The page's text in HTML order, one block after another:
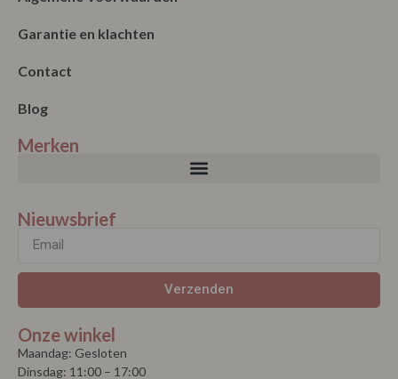
Garantie en klachten
Contact
Blog
Merken
Nieuwsbrief
Verzenden
Onze winkel
Maandag: Gesloten
Dinsdag: 11:00 – 17:00